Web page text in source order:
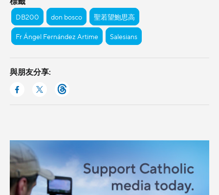
DB200 don bosco 聖若望鮑思高
Fr Ángel Fernández Artime Salesians
與朋友分享: